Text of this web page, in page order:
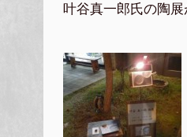
叶谷真一郎氏の陶展